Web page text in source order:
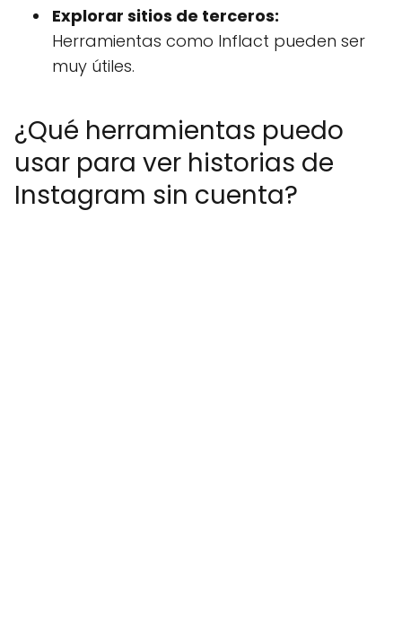
Explorar sitios de terceros:
Herramientas como Inflact pueden ser
muy útiles.
¿Qué herramientas puedo
usar para ver historias de
Instagram sin cuenta?